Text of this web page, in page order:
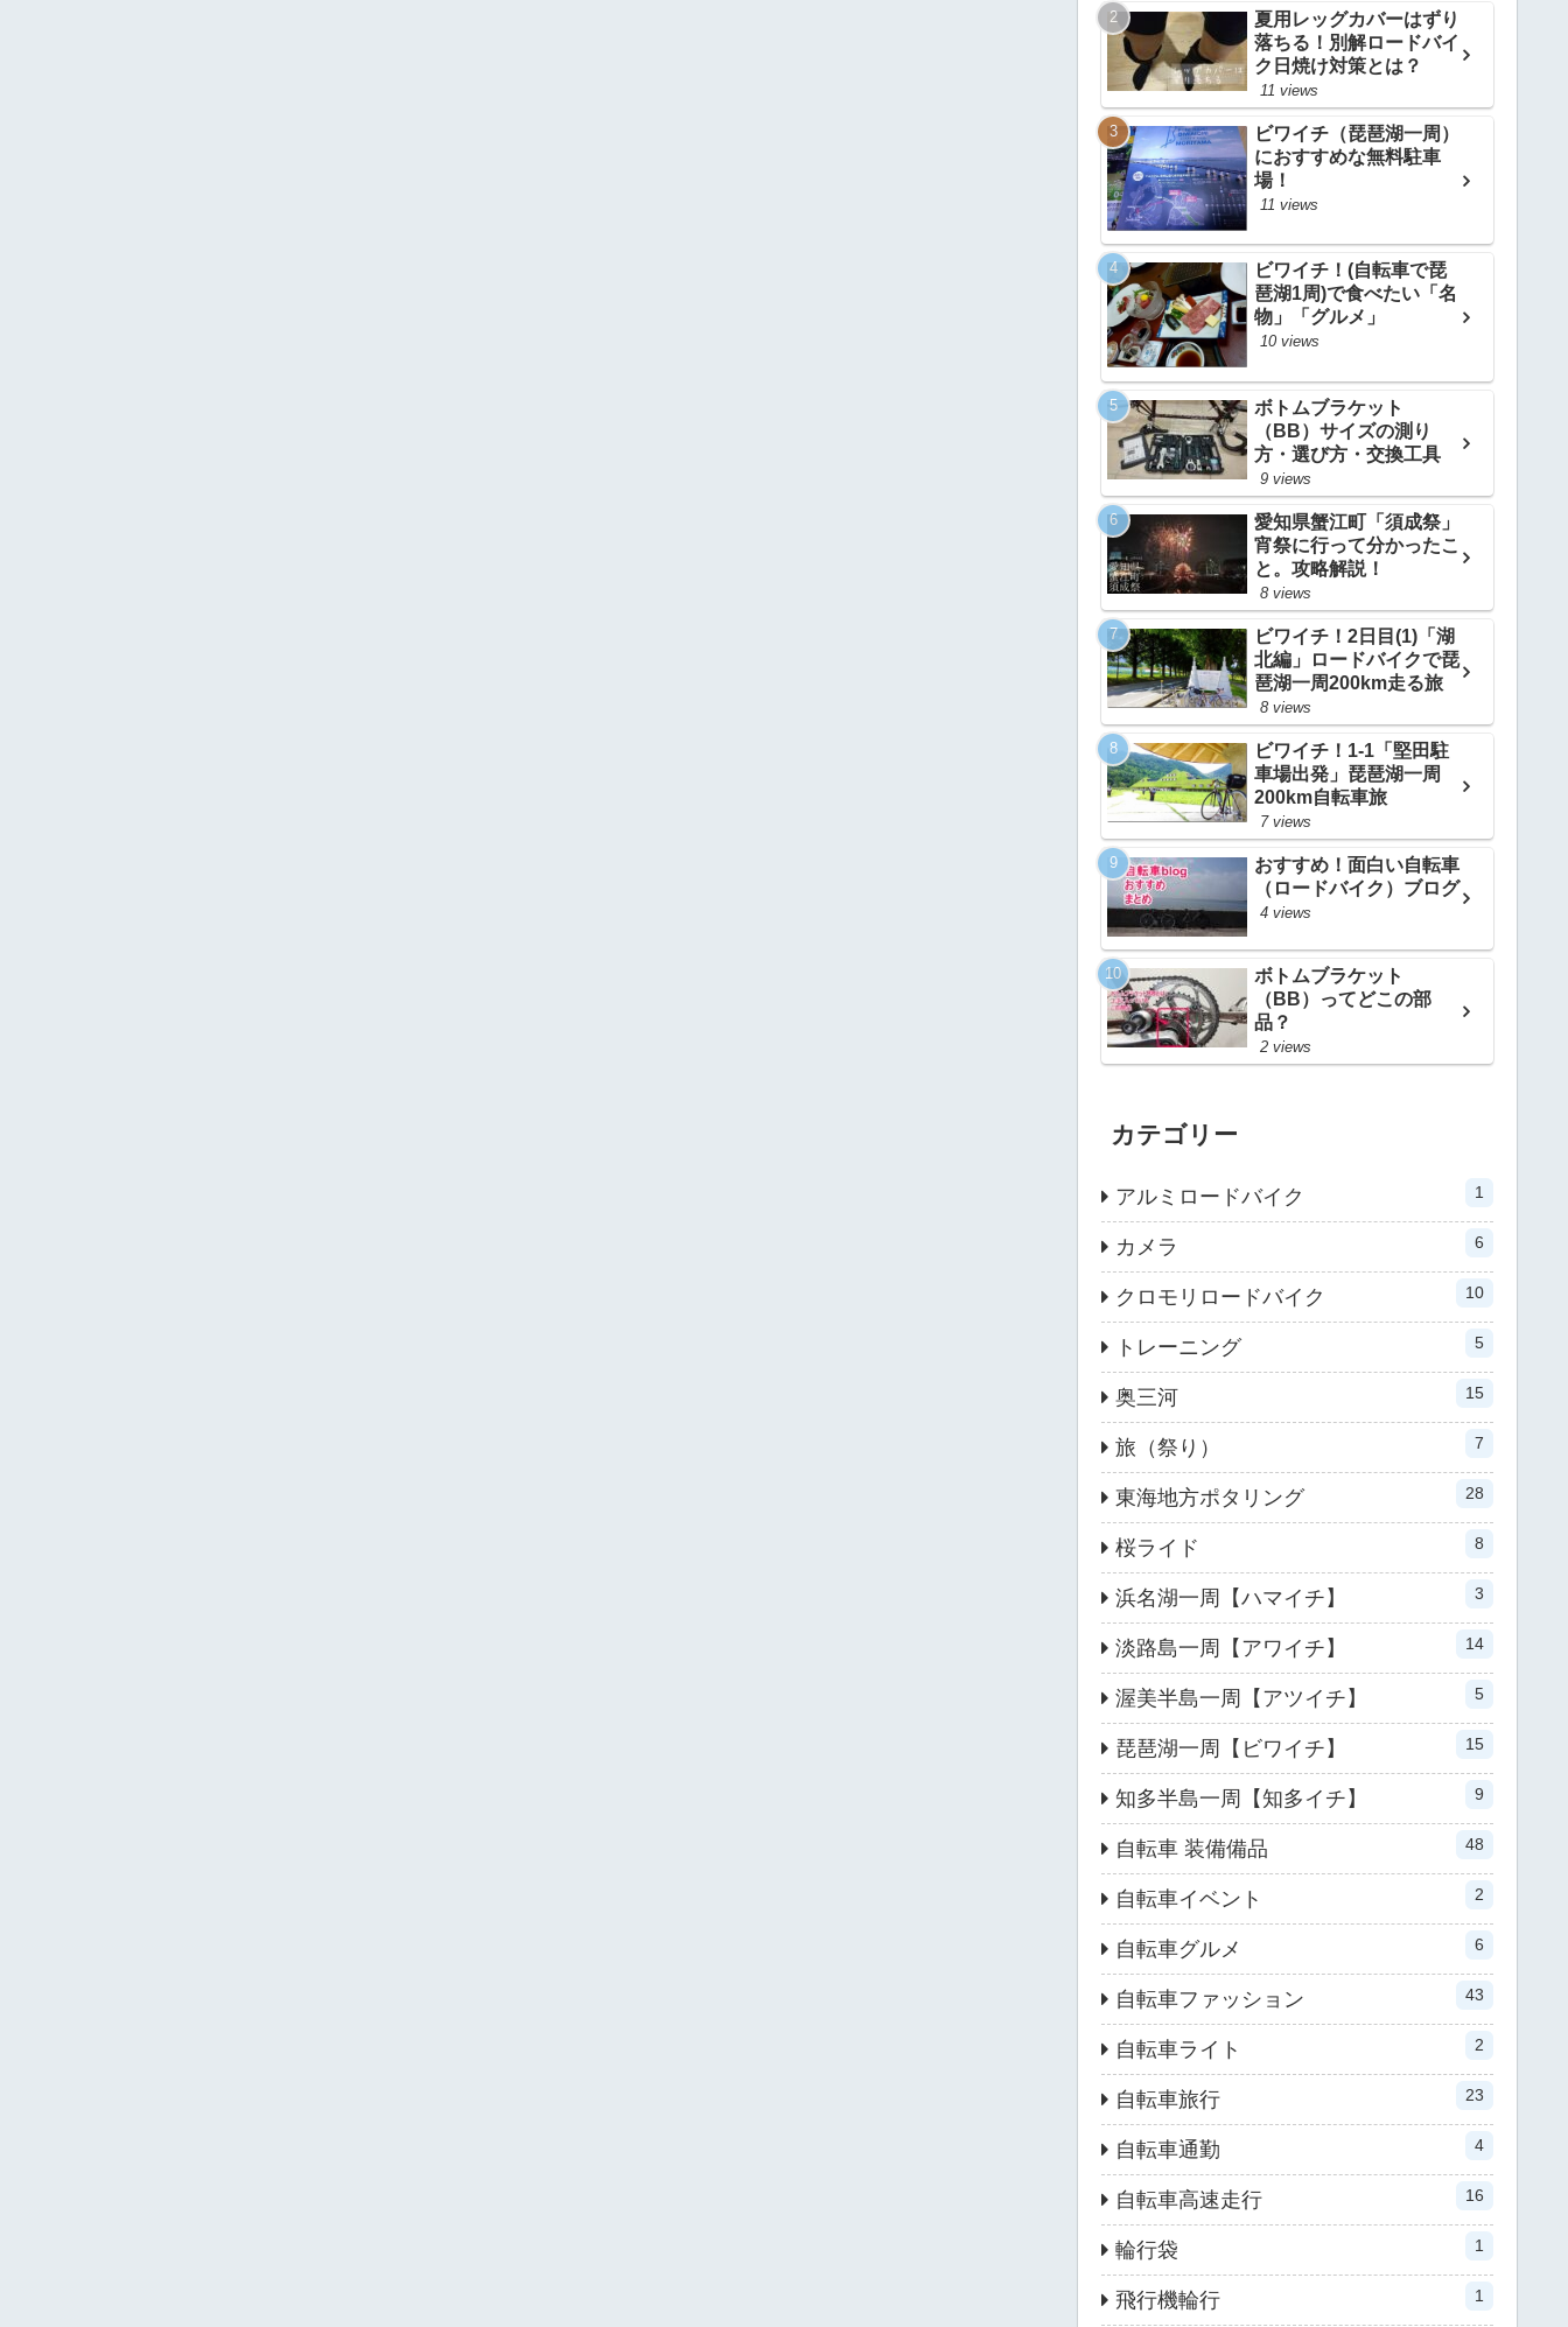
夏用レッグカバーはずり
落ちる！別解ロードバイ
ク日焼け対策とは？
11 views
ビワイチ（琵琶湖一周）
におすすめな無料駐車
場！
11 views
ビワイチ！(自転車で琵
琶湖1周)で食べたい「名
物」「グルメ」
10 views
ボトムブラケット
（BB）サイズの測り
方・選び方・交換工具
9 views
愛知県蟹江町「須成祭」
宵祭に行って分かったこ
と。攻略解説！
8 views
ビワイチ！2日目(1)「湖
北編」ロードバイクで琵
琶湖一周200km走る旅
8 views
ビワイチ！1-1「堅田駐
車場出発」琵琶湖一周
200km自転車旅
7 views
おすすめ！面白い自転車
（ロードバイク）ブログ
4 views
ボトムブラケット
（BB）ってどこの部
品？
2 views
カテゴリー
アルミロードバイク 1
カメラ 6
クロモリロードバイク 10
トレーニング 5
奥三河 15
旅（祭り） 7
東海地方ポタリング 28
桜ライド 8
浜名湖一周【ハマイチ】 3
淡路島一周【アワイチ】 14
渥美半島一周【アツイチ】 5
琵琶湖一周【ビワイチ】 15
知多半島一周【知多イチ】 9
自転車 装備備品 48
自転車イベント 2
自転車グルメ 6
自転車ファッション 43
自転車ライト 2
自転車旅行 23
自転車通勤 4
自転車高速走行 16
輪行袋 1
飛行機輪行 1